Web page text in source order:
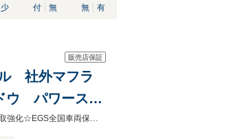
少
付
無
無
有
販売店保証
社外マフラ
ウ パワーステ
☆来店予約キャンペーンガソリン満タンサービス☆☆自社リース ローン９０％☆車下取り高く買取強化☆EGS全国車両保証販売店